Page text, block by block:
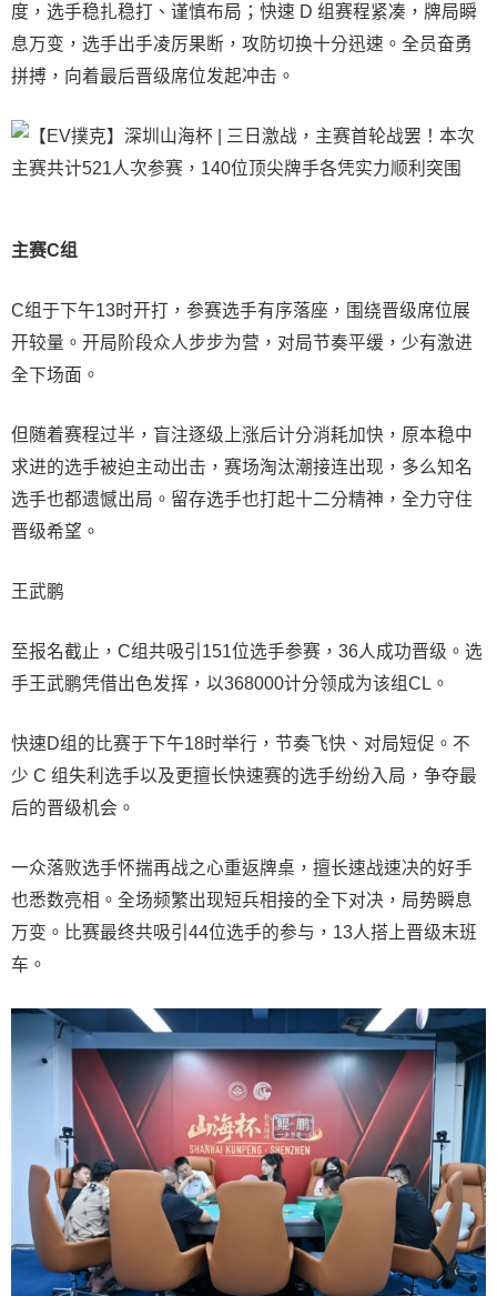
度，选手稳扎稳打、谨慎布局；快速 D 组赛程紧凑，牌局瞬
息万变，选手出手凌厉果断，攻防切换十分迅速。全员奋勇
拼搏，向着最后晋级席位发起冲击。
主赛C组
C组于下午13时开打，参赛选手有序落座，围绕晋级席位展
开较量。开局阶段众人步步为营，对局节奏平缓，少有激进
全下场面。
但随着赛程过半，盲注逐级上涨后计分消耗加快，原本稳中
求进的选手被迫主动出击，赛场淘汰潮接连出现，多么知名
选手也都遗憾出局。留存选手也打起十二分精神，全力守住
晋级希望。
王武鹏
至报名截止，C组共吸引151位选手参赛，36人成功晋级。选
手王武鹏凭借出色发挥，以368000计分领成为该组CL。
快速D组的比赛于下午18时举行，节奏飞快、对局短促。不
少 C 组失利选手以及更擅长快速赛的选手纷纷入局，争夺最
后的晋级机会。
一众落败选手怀揣再战之心重返牌桌，擅长速战速决的好手
也悉数亮相。全场频繁出现短兵相接的全下对决，局势瞬息
万变。比赛最终共吸引44位选手的参与，13人搭上晋级末班
车。